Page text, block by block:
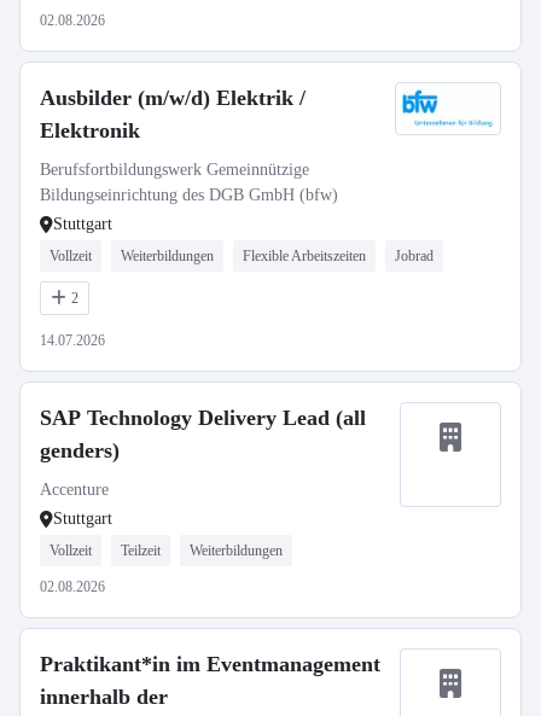
02.08.2026
Ausbilder (m/w/d) Elektrik /
Elektronik
Berufsfortbildungswerk Gemeinnützige
Bildungseinrichtung des DGB GmbH (bfw)
Stuttgart
Vollzeit Weiterbildungen Flexible Arbeitszeiten Jobrad
2
14.07.2026
SAP Technology Delivery Lead (all
genders)
Accenture
Stuttgart
Vollzeit Teilzeit Weiterbildungen
02.08.2026
Praktikant*in im Eventmanagement
innerhalb der